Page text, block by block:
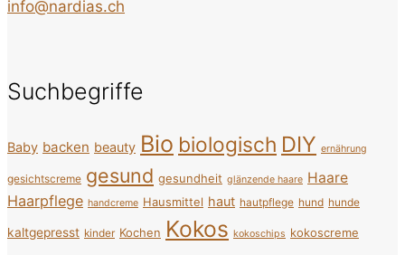
info@nardias.ch
Suchbegriffe
Baby backen beauty Bio biologisch DIY ernährung
gesichtscreme gesund gesundheit glänzende haare Haare
Haarpflege handcreme Hausmittel haut hautpflege hund hunde
kaltgepresst kinder Kochen Kokos kokoschips kokoscreme